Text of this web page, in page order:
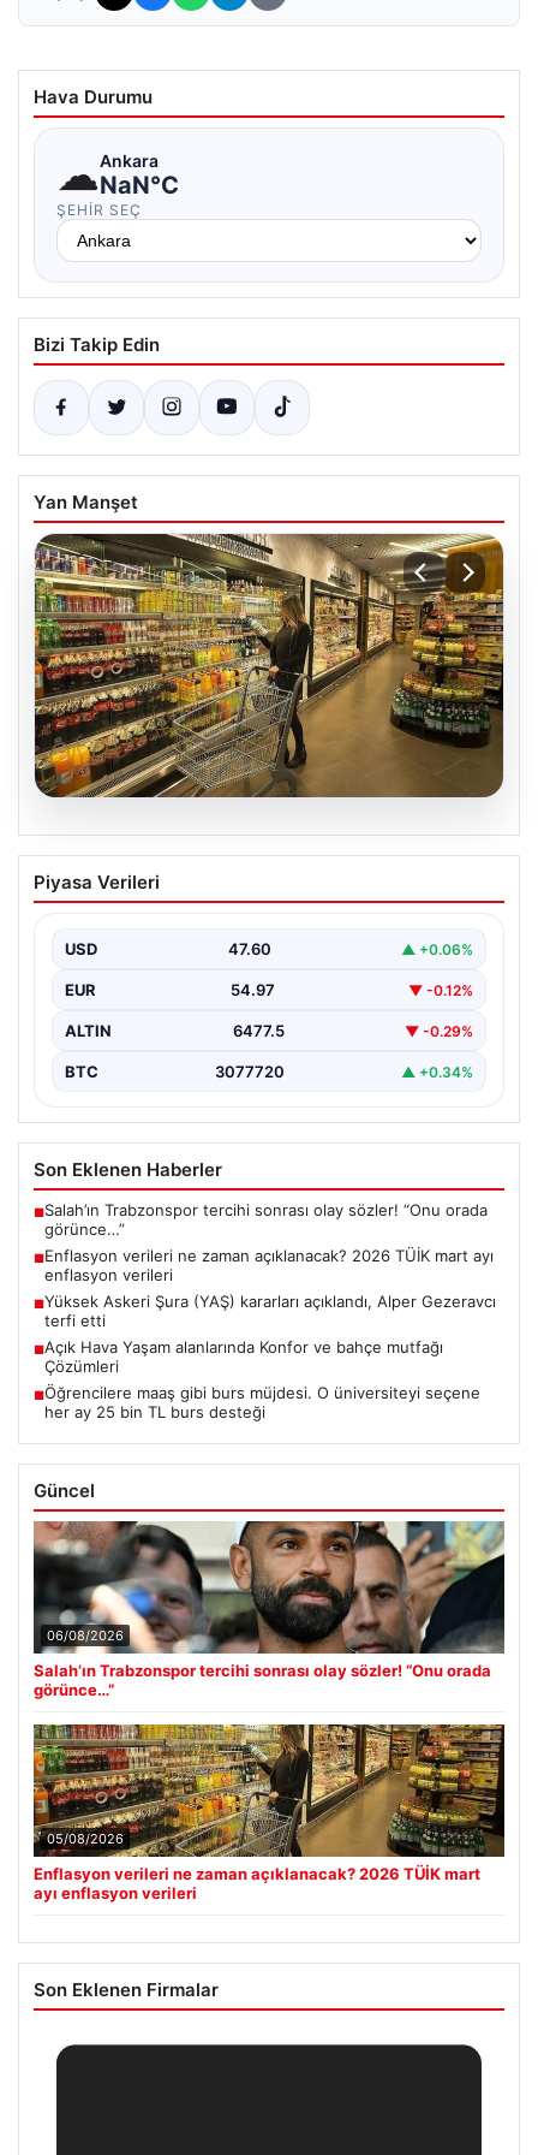
Hava Durumu
☁Ankara
NaN°C
ŞEHIR SEÇ
Bizi Takip Edin
Yan Manşet
05.08.2026
Enflasyon verileri ne zaman
açıklanacak? 2026 TÜİK mart ayı
Piyasa Verileri
USD 47.60 ▲ +0.06%
EUR 54.97 ▼ -0.12%
ALTIN 6477.5 ▼ -0.29%
BTC 3077720 ▲ +0.34%
Son Eklenen Haberler
■Salah’ın Trabzonspor tercihi sonrası olay sözler! “Onu orada
görünce…”
■Enflasyon verileri ne zaman açıklanacak? 2026 TÜİK mart ayı
enflasyon verileri
■Yüksek Askeri Şura (YAŞ) kararları açıklandı, Alper Gezeravcı
terfi etti
■Açık Hava Yaşam alanlarında Konfor ve bahçe mutfağı
Çözümleri
■Öğrencilere maaş gibi burs müjdesi. O üniversiteyi seçene
her ay 25 bin TL burs desteği
Güncel
06/08/2026
Salah’ın Trabzonspor tercihi sonrası olay sözler! “Onu orada
görünce…”
05/08/2026
Enflasyon verileri ne zaman açıklanacak? 2026 TÜİK mart
ayı enflasyon verileri
Son Eklenen Firmalar